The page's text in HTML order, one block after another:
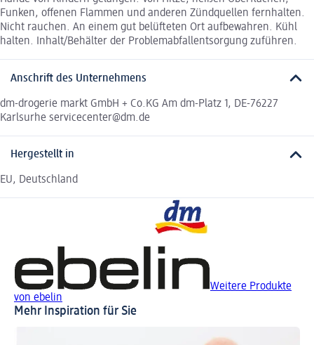
Funken, offenen Flammen und anderen Zündquellen fernhalten.
Nicht rauchen. An einem gut belüfteten Ort aufbewahren. Kühl
halten. Inhalt/Behälter der Problemabfallentsorgung zuführen.
Anschrift des Unternehmens
dm-drogerie markt GmbH + Co.KG Am dm-Platz 1, DE-76227
Karlsurhe servicecenter@dm.de
Hergestellt in
EU, Deutschland
Weitere Produkte
von ebelin
Mehr Inspiration für Sie